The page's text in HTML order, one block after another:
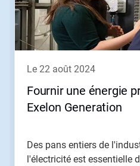
les
boutons
Page
suivante
Page
précédente
naviguer,
passez
le 22 août 2024
Fournir une énergie
Exelon Generation
Des pans entiers de
l'électricité est essentielle